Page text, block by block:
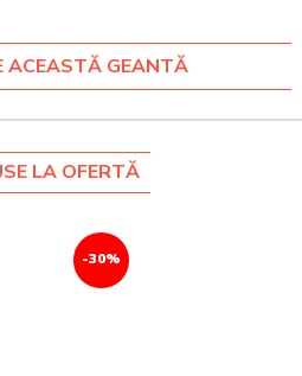
ACEASTĂ GEANTĂ
LA OFERTĂ
-30%